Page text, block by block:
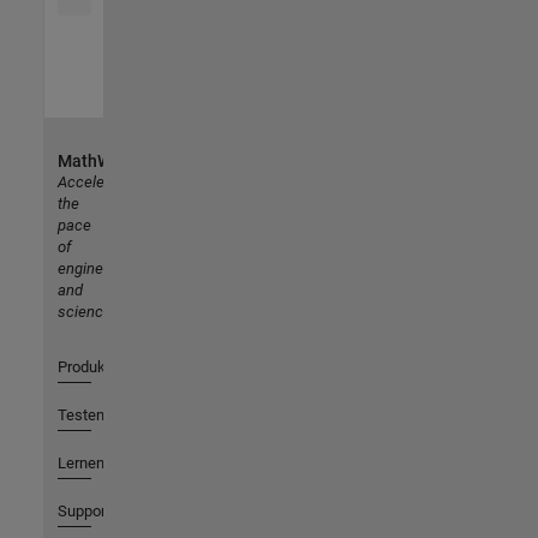
MathWorks
Accelerating
the
pace
of
engineering
and
science
Produkte
Testen oder Kaufen
Lernen
Support